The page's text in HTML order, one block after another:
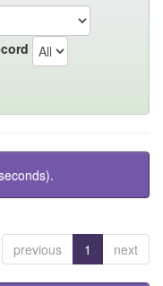
previous 1 next